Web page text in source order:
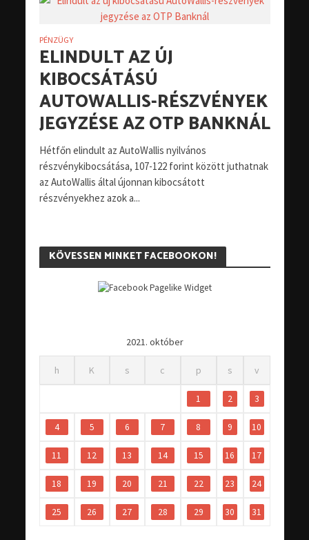
PÉNZÜGY
ELINDULT AZ ÚJ
KIBOCSÁTÁSÚ
AUTOWALLIS-RÉSZVÉNYEK
JEGYZÉSE AZ OTP BANKNÁL
Hétfőn elindult az AutoWallis nyilvános
részvénykibocsátása, 107-122 forint között juthatnak
az AutoWallis által újonnan kibocsátott
részvényekhez azok a...
KÖVESSEN MINKET FACEBOOKON!
2021. október
h K s c p s v
1 2 3
4 5 6 7 8 9 10
11 12 13 14 15 16 17
18 19 20 21 22 23 24
25 26 27 28 29 30 31